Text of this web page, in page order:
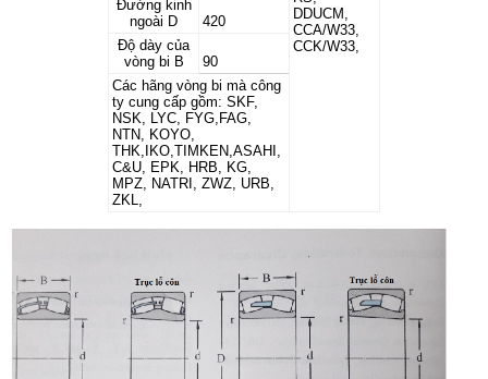
DDUCM,
CCA/W33,
CCK/W33,
Đường kinh
ngoài D
420
Độ dày của
vòng bi B
90
Các hãng vòng bi mà công
ty cung cấp gồm: SKF,
NSK, LYC, FYG,FAG,
NTN, KOYO,
THK,IKO,TIMKEN,ASAHI,
C&U, EPK, HRB, KG,
MPZ, NATRI, ZWZ, URB,
ZKL,